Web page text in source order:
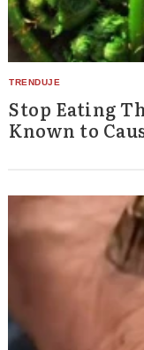
Stop Eating
Known to